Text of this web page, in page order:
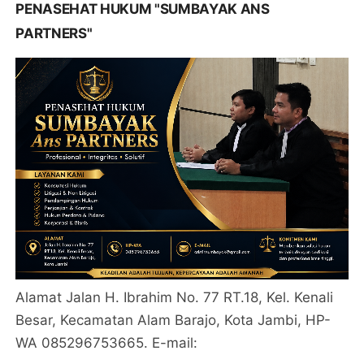
PENASEHAT HUKUM "SUMBAYAK ANS
PARTNERS"
Alamat Jalan H. Ibrahim No. 77 RT.18, Kel. Kenali
Besar, Kecamatan Alam Barajo, Kota Jambi, HP-
WA 085296753665. E-mail: